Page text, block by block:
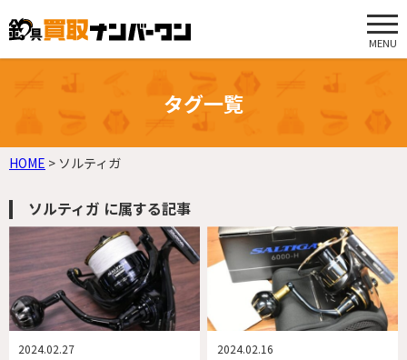
MENU
タグ一覧
HOME > ソルティガ
ソルティガ に属する記事
2024.02.27 2024.02.16